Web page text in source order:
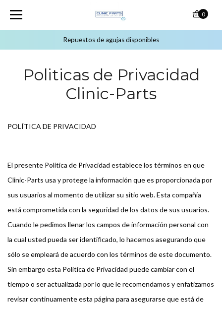
Repuestos de agujas disponibles
0
Politicas de Privacidad
Clinic-Parts
POLÍTICA DE PRIVACIDAD
El presente Política de Privacidad establece los términos en que
Clinic-Parts usa y protege la información que es proporcionada por
sus usuarios al momento de utilizar su sitio web. Esta compañía
está comprometida con la seguridad de los datos de sus usuarios.
Cuando le pedimos llenar los campos de información personal con
la cual usted pueda ser identificado, lo hacemos asegurando que
sólo se empleará de acuerdo con los términos de este documento.
Sin embargo esta Política de Privacidad puede cambiar con el
tiempo o ser actualizada por lo que le recomendamos y enfatizamos
revisar continuamente esta página para asegurarse que está de